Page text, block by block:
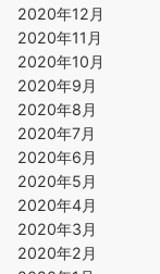
2020年12月
2020年11月
2020年10月
2020年9月
2020年8月
2020年7月
2020年6月
2020年5月
2020年4月
2020年3月
2020年2月